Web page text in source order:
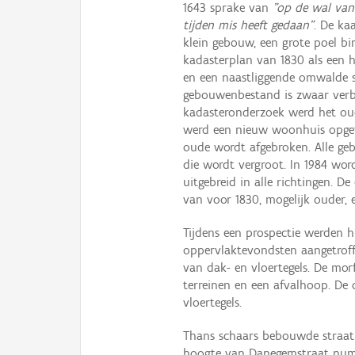
1643 sprake van "op de wal
tijden mis heeft gedaan". De
klein gebouw, een grote poel
kadasterplan van 1830 als een
en een naastliggende
gebouwenbestand is zwaar
kadasteronderzoek werd het
werd een nieuw woonhuis
oude wordt afgebroken. Alle
die wordt vergroot. In 1984
uitgebreid in alle richtingen.
van voor 1830, mogelijk
Tijdens een prospectie werden
oppervlaktevondsten
van dak- en vloertegels. De
terreinen en een afvalhoop.
vloertegels.
Thans schaars bebouwde